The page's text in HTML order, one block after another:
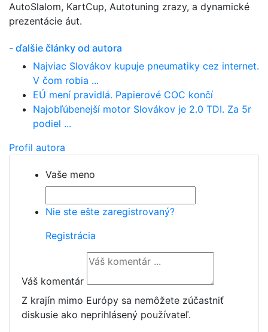
AutoSlalom, KartCup, Autotuning zrazy, a dynamické
prezentácie áut.
- ďalšie články od autora
Najviac Slovákov kupuje pneumatiky cez internet.
V čom robia ...
EÚ mení pravidlá. Papierové COC končí
Najobľúbenejší motor Slovákov je 2.0 TDI. Za 5r
podiel ...
Profil autora
Vaše meno
Nie ste ešte zaregistrovaný?
Registrácia
Váš komentár
Z krajín mimo Európy sa nemôžete zúčastniť
diskusie ako neprihlásený používateľ.